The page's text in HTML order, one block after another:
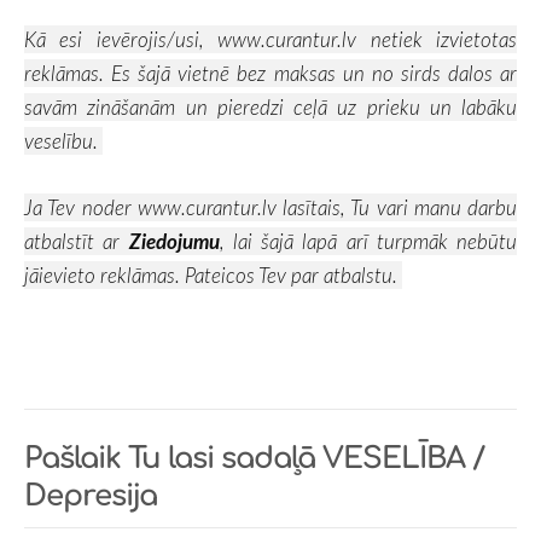
Kā esi ievērojis/usi, www.curantur.lv netiek izvietotas
reklāmas. Es šajā vietnē bez maksas un no sirds dalos ar
savām zināšanām un pieredzi ceļā uz prieku un labāku
veselību.
Ja Tev noder www.curantur.lvlasītais, Tu vari manu darbu
atbalstīt ar Ziedojumu, lai šajā lapā arī turpmāk nebūtu
jāievieto reklāmas. Pateicos Tev par atbalstu.
Pašlaik Tu lasi sadaļā VESELĪBA /
Depresija